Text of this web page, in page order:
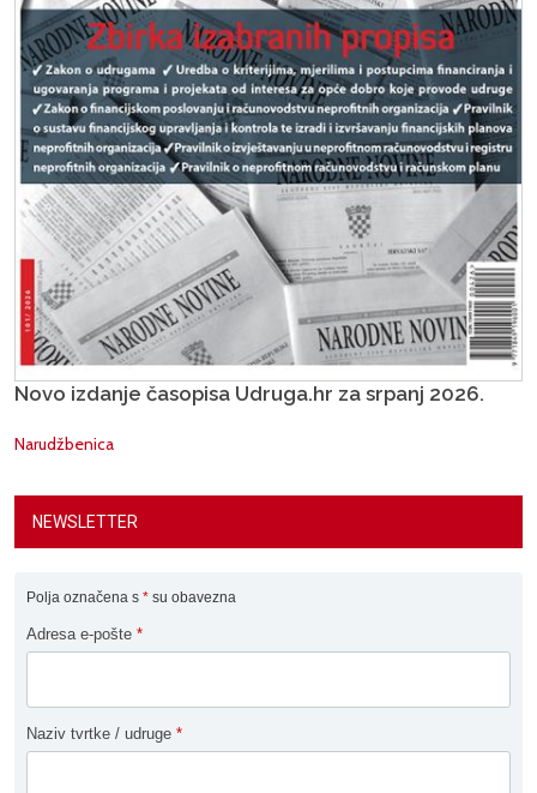
Novo izdanje časopisa Udruga.hr za srpanj 2026.
Narudžbenica
NEWSLETTER
Polja označena s * su obavezna
Adresa e-pošte *
Naziv tvrtke / udruge *